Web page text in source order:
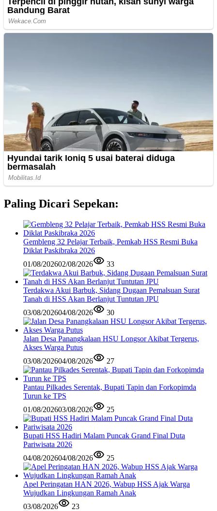
Paling Dicari Sepekan:
Gembleng 32 Pelajar Terbaik, Pemkab HSS Resmi Buka
Diklat Paskibraka 2026
01/08/202602/08/2026 33
Terdakwa Akui Barbuk, Sidang Dugaan Pemalsuan Surat
Tanah di HSS Akan Berlanjut Tuntutan JPU
03/08/202604/08/2026 30
Jalan Desa Panangkalaan HSU Longsor Akibat Tergerus,
Akses Warga Putus
03/08/202604/08/2026 27
Pantau Pilkades Serentak, Bupati Tapin dan Forkopimda
Turun ke TPS
01/08/202603/08/2026 25
Bupati HSS Hadiri Malam Puncak Grand Final Duta
Pariwisata 2026
04/08/202604/08/2026 25
Apel Peringatan HAN 2026, Wabup HSS Ajak Warga
Wujudkan Lingkungan Ramah Anak
03/08/2026
23